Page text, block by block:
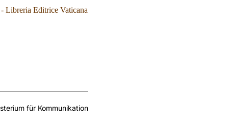
Libreria Editrice Vaticana
für Kommunikation